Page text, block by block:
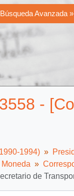
Búsqueda Avanzada »
-
1994)
de